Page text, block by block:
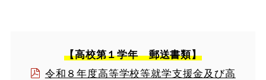
【高校第１学年 郵送書類】
令和８年度高等学校等就学支援金及び高